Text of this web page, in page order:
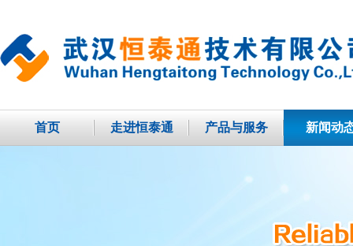
首页 走进恒泰通 产品与服务 新闻动